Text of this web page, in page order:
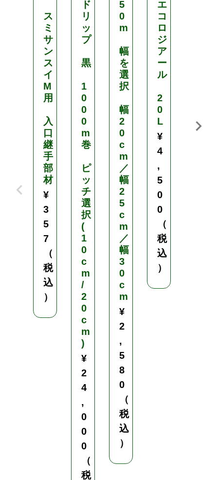
ス
ミ
サ
ン
ス
イ
M
用
入
口
継
手
部
材
¥
3
5
7
（
税
込
）
ド
リ
ッ
プ
黒
1
0
0
0
m
巻
ピ
ッ
チ
選
択
(
1
0
c
m
/
2
0
c
m
)
¥
2
4
,
0
0
0
（
税
5
0
m
幅
を
選
択
幅
2
0
c
m
／
幅
2
5
c
m
／
幅
3
0
c
m
¥
2
,
5
8
0
（
税
込
）
エ
コ
ロ
ジ
ア
ー
ル
2
0
L
¥
4
,
5
0
0
（
税
込
）
ご
希